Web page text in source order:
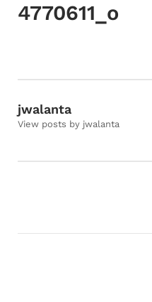
4770611_o
jwalanta
View posts by jwalanta